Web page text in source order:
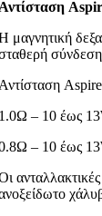
μαγνητική
σύνδεση
– 10 έως
– 10 έως